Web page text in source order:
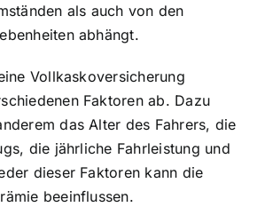
als auch von den
abhängt.
Vollkaskoversicherung
Faktoren ab. Dazu
das Alter des Fahrers, die
die jährliche Fahrleistung und
dieser Faktoren kann die
beeinflussen.